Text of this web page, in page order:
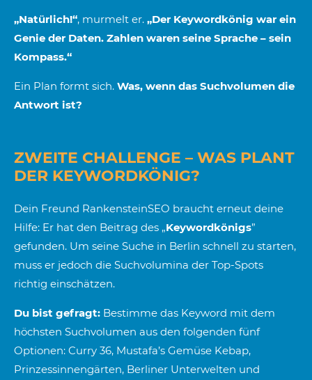
„Natürlich!“, murmelt er. „Der Keywordkönig war ein
Genie der Daten. Zahlen waren seine Sprache – sein
Kompass.“
Ein Plan formt sich. Was, wenn das Suchvolumen die
Antwort ist?
ZWEITE CHALLENGE – WAS PLANT
DER KEYWORDKÖNIG?
Dein Freund RankensteinSEO braucht erneut deine
Hilfe: Er hat den Beitrag des „Keywordkönigs”
gefunden. Um seine Suche in Berlin schnell zu starten,
muss er jedoch die Suchvolumina der Top-Spots
richtig einschätzen.
Du bist gefragt: Bestimme das Keyword mit dem
höchsten Suchvolumen aus den folgenden fünf
Optionen: Curry 36, Mustafa’s Gemüse Kebap,
Prinzessinnengärten, Berliner Unterwelten und